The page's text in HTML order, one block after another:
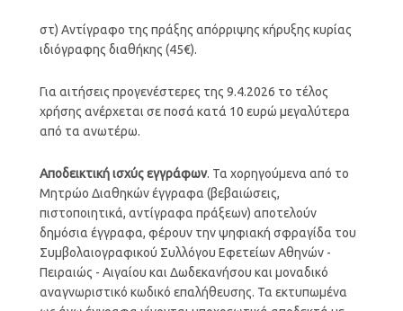
στ) Αντίγραφο της πράξης απόρριψης κήρυξης κυρίας
ιδιόγραφης διαθήκης (45€).
Για αιτήσεις προγενέστερες της 9.4.2026 το τέλος
χρήσης ανέρχεται σε ποσά κατά 10 ευρώ μεγαλύτερα
από τα ανωτέρω.
Αποδεικτική ισχύς εγγράφων. Τα χορηγούμενα από το
Μητρώο Διαθηκών έγγραφα (βεβαιώσεις,
πιστοποιητικά, αντίγραφα πράξεων) αποτελούν
δημόσια έγγραφα, φέρουν την ψηφιακή σφραγίδα του
Συμβολαιογραφικού Συλλόγου Εφετείων Αθηνών -
Πειραιώς - Αιγαίου και Δωδεκανήσου και μοναδικό
αναγνωριστικό κωδικό επαλήθευσης. Τα εκτυπωμένα